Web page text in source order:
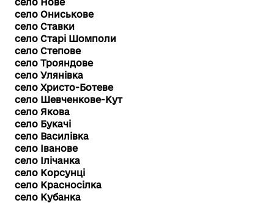
село Нове
село Ониськове
село Ставки
село Старі Шомполи
село Степове
село Трояндове
село Улянівка
село Христо-Ботеве
село Шевченкове-Кут
село Якова
село Букачі
село Василівка
село Іванове
село Ілічанка
село Корсунці
село Красносілка
село Кубанка